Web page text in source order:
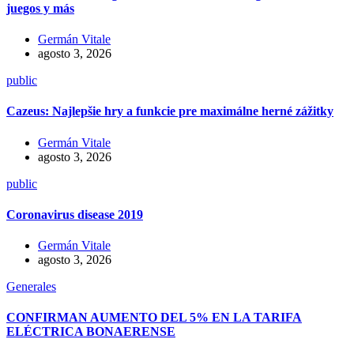
juegos y más
Germán Vitale
agosto 3, 2026
public
Cazeus: Najlepšie hry a funkcie pre maximálne herné zážitky
Germán Vitale
agosto 3, 2026
public
Coronavirus disease 2019
Germán Vitale
agosto 3, 2026
Generales
CONFIRMAN AUMENTO DEL 5% EN LA TARIFA
ELÉCTRICA BONAERENSE